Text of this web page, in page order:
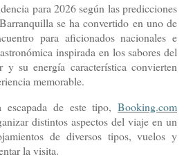
para 2026 según las predicciones
se ha convertido en uno de
para aficionados nacionales e
inspirada en los sabores del
y su energía característica convierten
memorable.
escapada de este tipo, Booking.com
distintos aspectos del viaje en un
de diversos tipos, vuelos y
la visita.